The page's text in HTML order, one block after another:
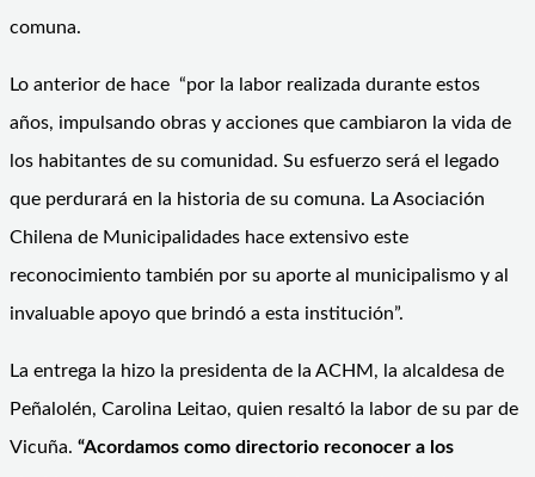
comuna.
Lo anterior de hace “por la labor realizada durante estos
años, impulsando obras y acciones que cambiaron la vida de
los habitantes de su comunidad. Su esfuerzo será el legado
que perdurará en la historia de su comuna. La Asociación
Chilena de Municipalidades hace extensivo este
reconocimiento también por su aporte al municipalismo y al
invaluable apoyo que brindó a esta institución”.
La entrega la hizo la presidenta de la ACHM, la alcaldesa de
Peñalolén, Carolina Leitao, quien resaltó la labor de su par de
Vicuña. “Acordamos como directorio reconocer a los